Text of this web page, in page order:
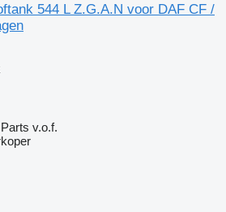
544 L Z.G.A.N voor DAF CF /
v.o.f.